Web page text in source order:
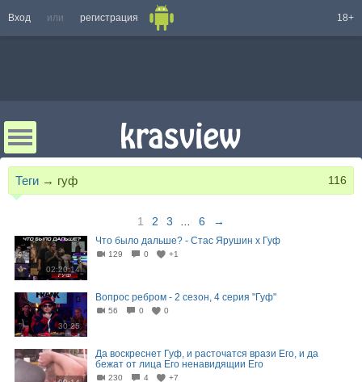
Вход или регистрация 18+
Теги → гуф 116
1 2 3 6 →
02:20:14
Что было дальше? - Стас Ярушин х Гуф
129 0 +1
30:25
Вопрос ребром - 2 сезон, 4 серия "Гуф"
56 0 0
Да воскреснет Гуф, и расточатся врази Его, и да
бежат от лица Его ненавидящии Его
230 4 +7